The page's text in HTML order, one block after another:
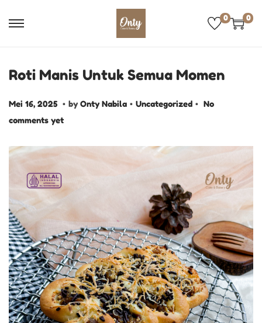
0 0
Roti Manis Untuk Semua Momen
P
o
t
o
n
Mei 16, 2025 M
e
,
2
5
. by Onty Nabila . P
e
n
Uncategorized . No
comments yet